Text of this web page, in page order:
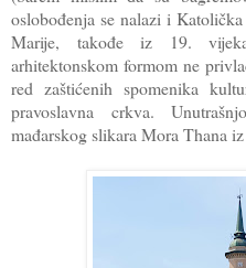
oslobođenja se nalazi i
Marije, takođe iz 19.
arhitektonskom formom ne
red zaštićenih spomenika
pravoslavna crkva.
mađarskog slikara Mora Thana